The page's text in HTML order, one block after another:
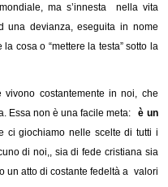
ma s’innesta nella vita
una devianza, eseguita in nome
cosa o “mettere la testa” sotto la
costantemente in noi, che
Essa non è una facile meta:è un
ci giochiamo nelle scelte di tutti i
di noi,, sia di fede cristiana sia
un atto di costante fedeltà a valori